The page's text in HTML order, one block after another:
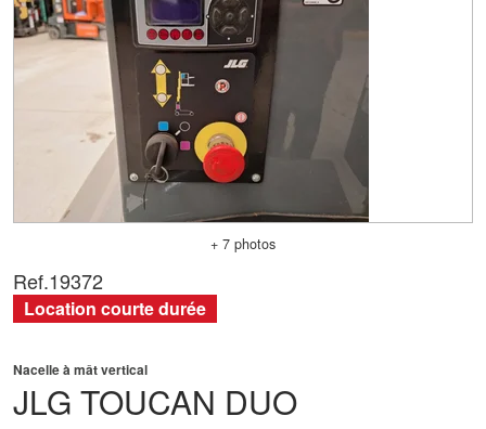
+ 7 photos
JLG TOUCAN DUO
Nacelle à mât vertical
Ref.19372
Location courte durée